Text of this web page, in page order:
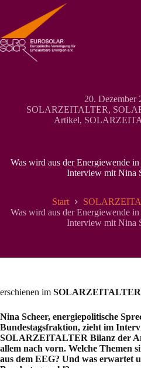
springen
20. Dezember
SOLARZEITALTER,
Artikel,
Was wird aus der Energiewende
Interview mit Nina
Start
Was wird aus der Energiewende
Interview mit Nina
erschienen im SOLARZEITALTER
Nina Scheer, energiepolitische
Bundestagsfraktion, zieht im
SOLARZEITALTER Bilanz der
allem nach vorn. Welche Themen
aus dem EEG? Und was erwartet